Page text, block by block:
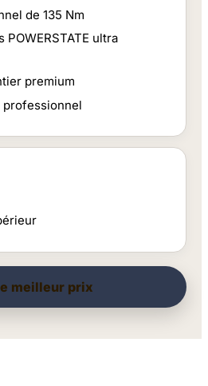
de 135 Nm
ultra
premium
professionnel
meilleur prix